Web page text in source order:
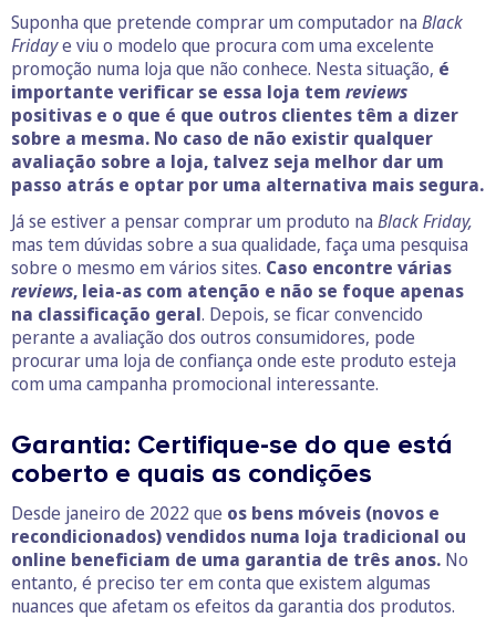
Suponha que pretende comprar um computador na Black
Fridaye viu o modelo que procura com uma excelente
promoção numa loja que não conhece. Nesta situação, é
importante verificar se essa loja tem reviews
positivas e o que é que outros clientes têm a dizer
sobre a mesma. No caso de não existir qualquer
avaliação sobre a loja, talvez seja melhor dar um
passo atrás e optar por uma alternativa mais segura.
Já se estiver a pensar comprar um produto na Black Friday,
mas tem dúvidas sobre a sua qualidade, faça uma pesquisa
sobre o mesmo em vários sites. Caso encontre várias
reviews, leia-as com atenção e não se foque apenas
na classificação geral. Depois, se ficar convencido
perante a avaliação dos outros consumidores, pode
procurar uma loja de confiança onde este produto esteja
com uma campanha promocional interessante.
Garantia: Certifique-se do que está
coberto e quais as condições
Desde janeiro de 2022 que os bens móveis (novos e
recondicionados) vendidos numa loja tradicional ou
online beneficiam de uma garantia de três anos. No
entanto, é preciso ter em conta que existem algumas
nuances que afetam os efeitos da garantia dos produtos.